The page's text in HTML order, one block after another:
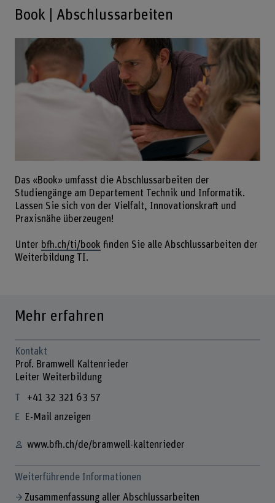
Book | Abschlussarbeiten
Das «Book» umfasst die Abschlussarbeiten der
Studiengänge am Departement Technik und Informatik.
Lassen Sie sich von der Vielfalt, Innovationskraft und
Praxisnähe überzeugen!
Unter bfh.ch/ti/book finden Sie alle Abschlussarbeiten der
Weiterbildung TI.
Mehr erfahren
Kontakt
Prof. Bramwell Kaltenrieder
Leiter Weiterbildung
+41 32 321 63 57
E-Mail anzeigen
www.bfh.ch/de/bramwell-kaltenrieder
Weiterführende Informationen
Zusammenfassung aller Abschlussarbeiten